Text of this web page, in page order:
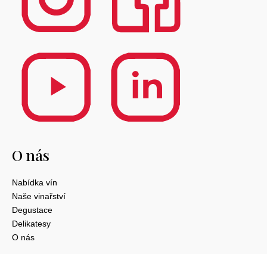
O nás
Nabídka vín
Naše vinařství
Degustace
Delikatesy
O nás